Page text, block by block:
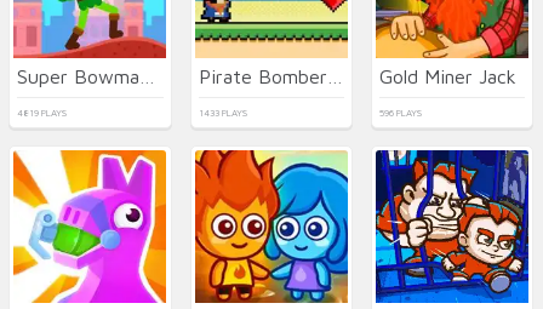
4819 PLAYS 1433 PLAYS
Gold Miner Jack
596 PLAYS